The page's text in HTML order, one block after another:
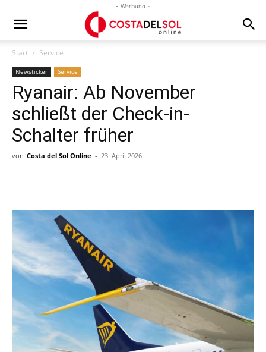
- Werbung -
Start Service
Newsticker Service
Ryanair: Ab November
schließt der Check-in-
Schalter früher
von Costa del Sol Online - 23. April 2026